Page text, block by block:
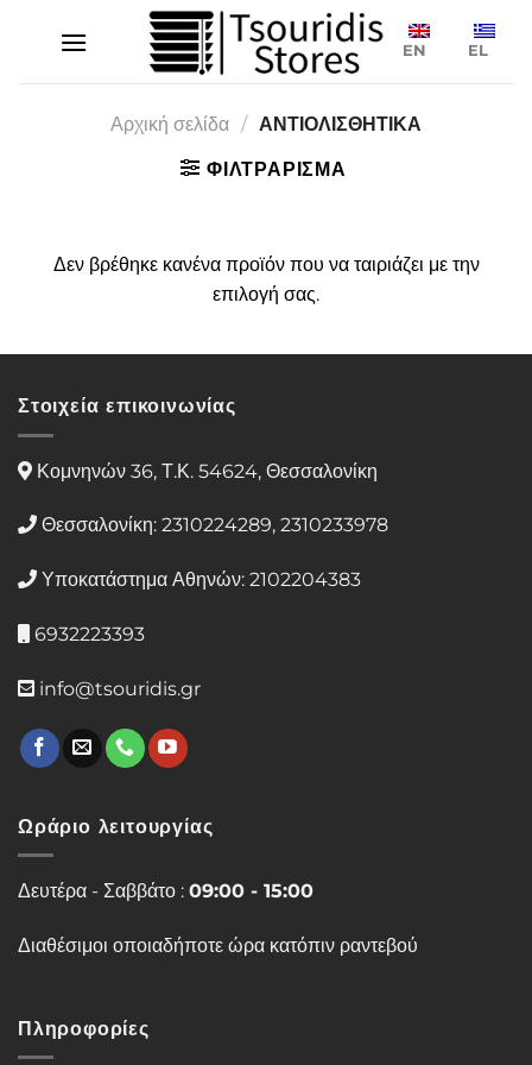
EN EL
Αρχική σελίδα / ΑΝΤΙΟΛΙΣΘΗΤΙΚΑ
ΦΙΛΤΡΑΡΙΣΜΑ
Δεν βρέθηκε κανένα προϊόν που να ταιριάζει με την
επιλογή σας.
Στοιχεία επικοινωνίας
Κομνηνών 36, Τ.Κ. 54624, Θεσσαλονίκη
Θεσσαλονίκη: 2310224289, 2310233978
Υποκατάστημα Αθηνών: 2102204383
6932223393
info@tsouridis.gr
Ωράριο λειτουργίας
Δευτέρα - Σαββάτο : 09:00 - 15:00
Διαθέσιμοι οποιαδήποτε ώρα κατόπιν ραντεβού
Πληροφορίες